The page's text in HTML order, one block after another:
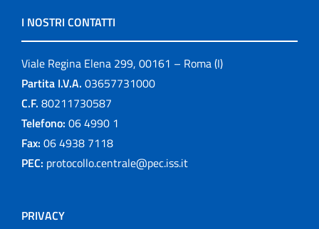
I NOSTRI CONTATTI
Viale Regina Elena 299, 00161 – Roma (I)
Partita I.V.A. 03657731000
C.F. 80211730587
Telefono: 06 4990 1
Fax: 06 4938 7118
PEC: protocollo.centrale@pec.iss.it
PRIVACY